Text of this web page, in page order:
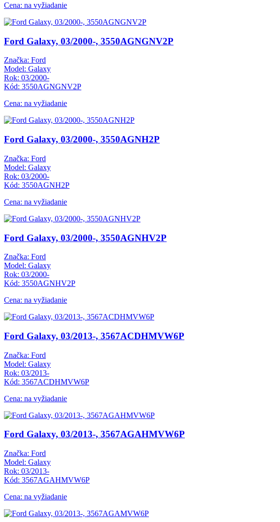
Cena: na vyžiadanie
Ford Galaxy, 03/2000-, 3550AGNGNV2P
Značka: Ford
Model: Galaxy
Rok: 03/2000-
Kód: 3550AGNGNV2P
Cena: na vyžiadanie
Ford Galaxy, 03/2000-, 3550AGNH2P
Značka: Ford
Model: Galaxy
Rok: 03/2000-
Kód: 3550AGNH2P
Cena: na vyžiadanie
Ford Galaxy, 03/2000-, 3550AGNHV2P
Značka: Ford
Model: Galaxy
Rok: 03/2000-
Kód: 3550AGNHV2P
Cena: na vyžiadanie
Ford Galaxy, 03/2013-, 3567ACDHMVW6P
Značka: Ford
Model: Galaxy
Rok: 03/2013-
Kód: 3567ACDHMVW6P
Cena: na vyžiadanie
Ford Galaxy, 03/2013-, 3567AGAHMVW6P
Značka: Ford
Model: Galaxy
Rok: 03/2013-
Kód: 3567AGAHMVW6P
Cena: na vyžiadanie